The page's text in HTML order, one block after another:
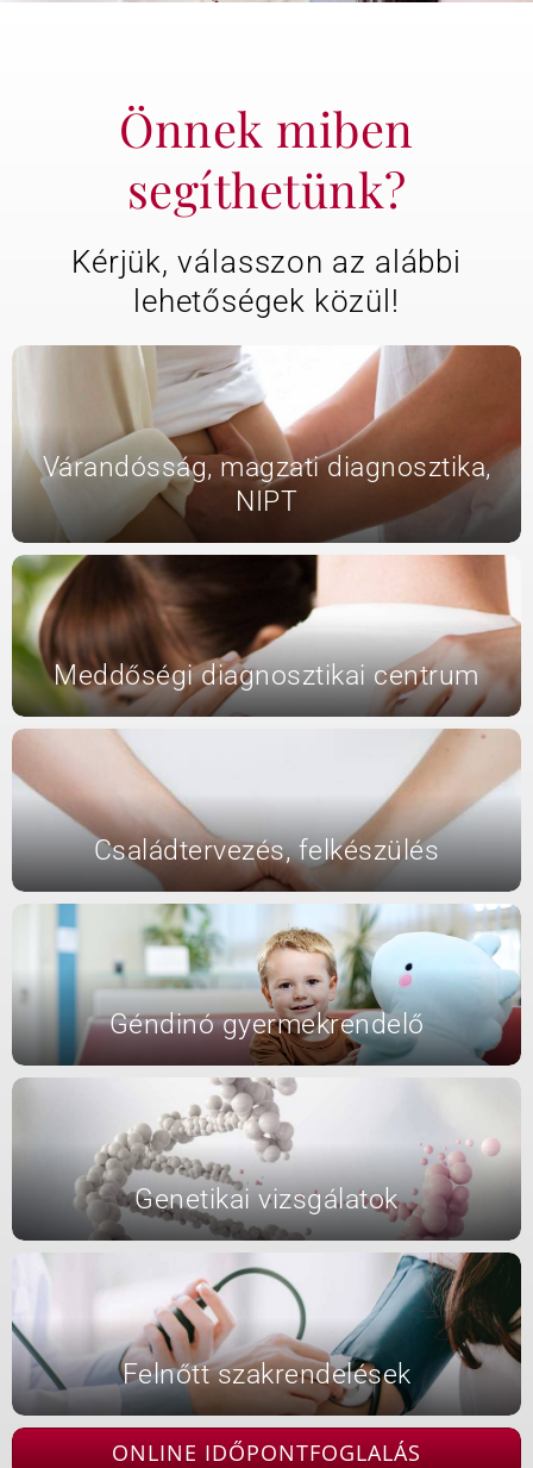
Önnek miben
segíthetünk?
Kérjük, válasszon az alábbi
lehetőségek közül!
Várandósság, magzati diagnosztika,
NIPT
Meddőségi diagnosztikai centrum
Családtervezés, felkészülés
Géndinó gyermekrendelő
Genetikai vizsgálatok
Felnőtt szakrendelések
ONLINE IDŐPONTFOGLALÁS